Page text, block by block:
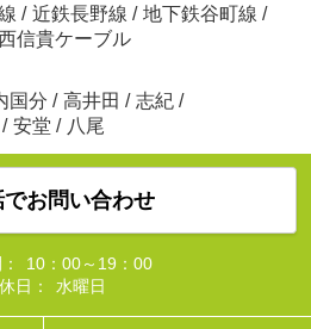
/ 近鉄長野線 / 地下鉄谷町線 /
信貴ケーブル
国分 / 高井田 / 志紀 /
/ 安堂 / 八尾
でお問い合わせ
10：00～19：00
日：
水曜日